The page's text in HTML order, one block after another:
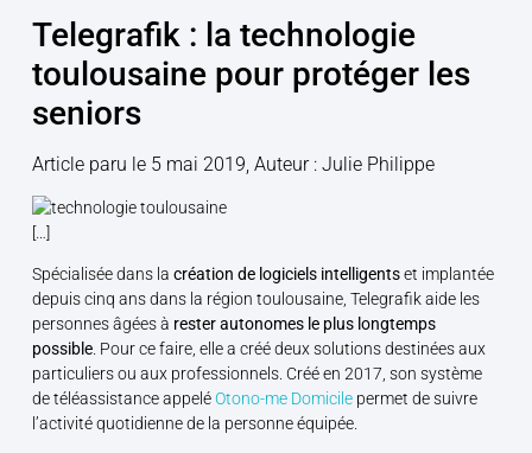
Telegrafik : la technologie
toulousaine pour protéger les
seniors
Article paru le 5 mai 2019, Auteur : Julie Philippe
[…]
Spécialisée dans la création de logiciels intelligentset implantée
depuis cinq ans dans la région toulousaine, Telegrafik aide les
personnes âgées à rester autonomes le plus longtemps
possible. Pour ce faire, elle a créé deux solutions destinées aux
particuliers ou aux professionnels. Créé en 2017, son système
de téléassistance appeléOtono-me Domicilepermet de suivre
l’activité quotidienne de la personne équipée.